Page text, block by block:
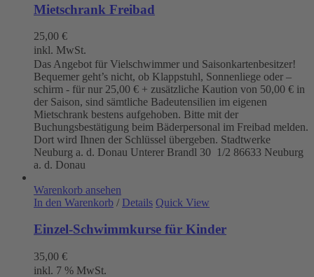
Mietschrank Freibad
25,00 €
inkl. MwSt.
Das Angebot für Vielschwimmer und Saisonkartenbesitzer!
Bequemer geht’s nicht, ob Klappstuhl, Sonnenliege oder –
schirm - für nur 25,00 € + zusätzliche Kaution von 50,00 € in
der Saison, sind sämtliche Badeutensilien im eigenen
Mietschrank bestens aufgehoben. Bitte mit der
Buchungsbestätigung beim Bäderpersonal im Freibad melden.
Dort wird Ihnen der Schlüssel übergeben. Stadtwerke
Neuburg a. d. Donau Unterer Brandl 30 1/2 86633 Neuburg
a. d. Donau
Warenkorb ansehen
In den Warenkorb / Details Quick View
Einzel-Schwimmkurse für Kinder
35,00 €
inkl. 7 % MwSt.